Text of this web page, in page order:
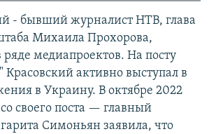
- бывший журналист НТВ, глава
Михаила Прохорова,
ряде медиапроектов. На посту
Красовский активно выступал в
в Украину. В октябре 2022
своего поста — главный
Симоньян заявила, что